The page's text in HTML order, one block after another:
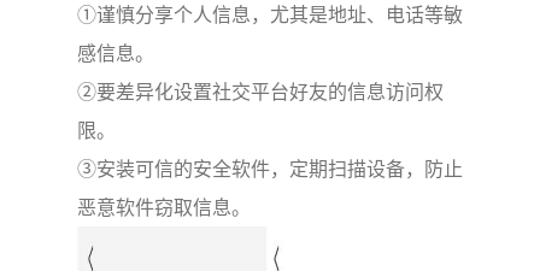
①谨慎分享个人信息，尤其是地址、电话等敏
感信息。
②要差异化设置社交平台好友的信息访问权
限。
③安装可信的安全软件，定期扫描设备，防止
恶意软件窃取信息。